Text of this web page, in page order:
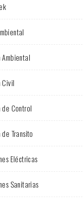
Control
Transito
Eléctricas
Sanitarias